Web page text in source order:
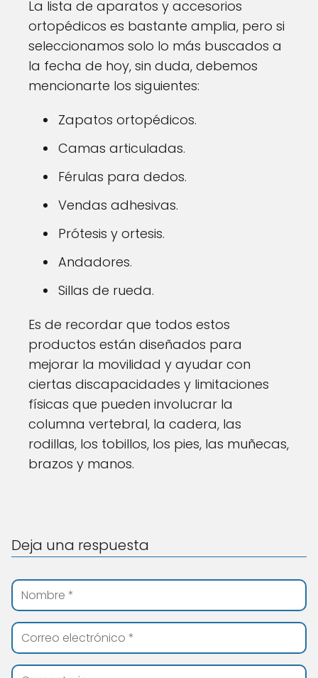
La lista de aparatos y accesorios
ortopédicos es bastante amplia, pero si
seleccionamos solo lo más buscados a
la fecha de hoy, sin duda, debemos
mencionarte los siguientes:
Zapatos ortopédicos.
Camas articuladas.
Férulas para dedos.
Vendas adhesivas.
Prótesis y ortesis.
Andadores.
Sillas de rueda.
Es de recordar que todos estos
productos están diseñados para
mejorar la movilidad y ayudar con
ciertas discapacidades y limitaciones
físicas que pueden involucrar la
columna vertebral, la cadera, las
rodillas, los tobillos, los pies, las muñecas,
brazos y manos.
Deja una respuesta